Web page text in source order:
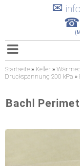
✉
☎
Startseite » Keller »
Druckspannung 200 kPa »
Bachl